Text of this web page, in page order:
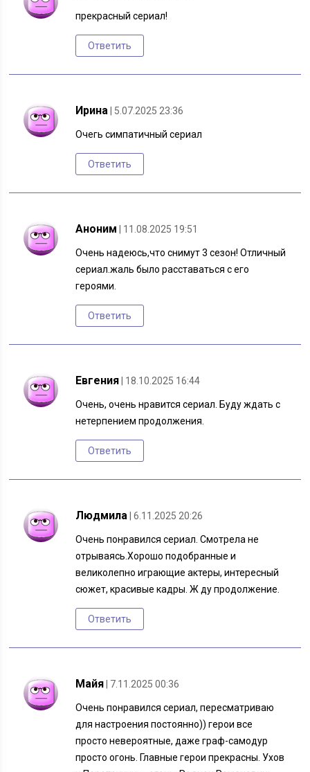
прекрасный сериал!
Ответить
Ирина | 5.07.2025 23:36
Очегь симпатичный сериал
Ответить
Аноним | 11.08.2025 19:51
Очень надеюсь,что снимут 3 сезон! Отличный
сериал.жаль было расставаться с его
героями.
Ответить
Евгения | 18.10.2025 16:44
Очень, очень нравится сериал. Буду ждать с
нетерпением продолжения.
Ответить
Людмила | 6.11.2025 20:26
Очень понравился сериал. Смотрела не
отрываясь.Хорошо подобранные и
великолепно играющие актеры, интересный
сюжет, красивые кадры. Ж ду продолжение.
Ответить
Майя | 7.11.2025 00:36
Очень понравился сериал, пересматриваю
для настроения постоянно)) герои все
просто невероятные, даже граф-самодур
просто огонь. Главные герои прекрасны. Ухов